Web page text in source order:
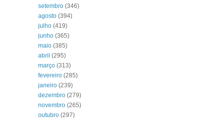
setembro (346)
agosto (394)
julho (419)
junho (365)
maio (385)
abril (295)
março (313)
fevereiro (285)
janeiro (239)
dezembro (279)
novembro (265)
outubro (297)